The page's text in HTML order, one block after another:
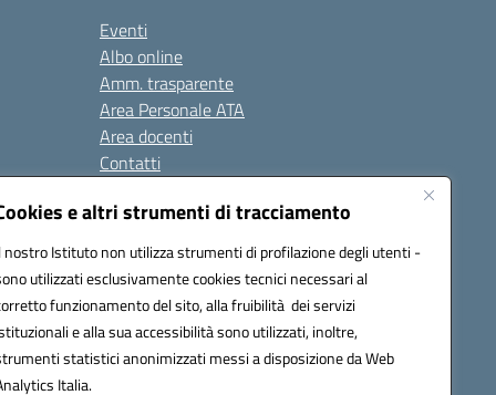
e altri strumenti di tracciamento
nostro Istituto non utilizza strumenti di profilazione degli utenti -
utilizzati esclusivamente cookies tecnici necessari al
funzionamento del sito, alla fruibilità dei servizi
e alla sua accessibilità sono utilizzati, inoltre,
statistici anonimizzati messi a disposizione da Web
Italia.
Eventi
Albo online
Amm. trasparente
Area Personale ATA
Area docenti
Contatti